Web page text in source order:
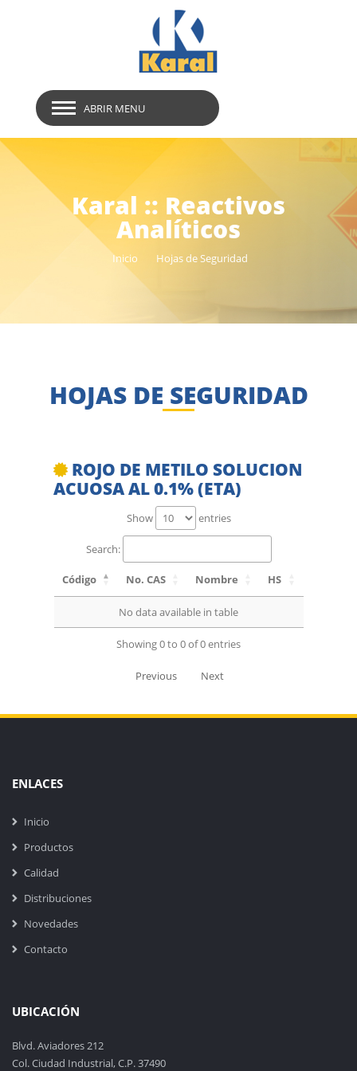
ABRIR MENU
Karal :: Reactivos
Analíticos
Inicio Hojas de Seguridad
HOJAS DE SEGURIDAD
ROJO DE METILO SOLUCION
ACUOSA AL 0.1% (ETA)
Show entries
Search:
Código No. CAS Nombre HS
No data available in table
Showing 0 to 0 of 0 entries
Previous Next
ENLACES
Inicio
Productos
Calidad
Distribuciones
Novedades
Contacto
UBICACIÓN
Blvd. Aviadores 212
Col. Ciudad Industrial, C.P. 37490